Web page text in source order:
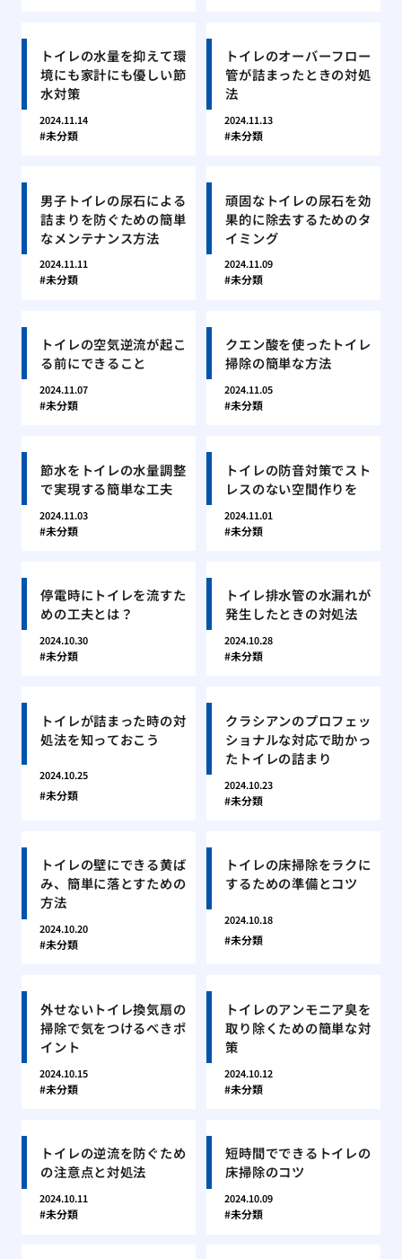
トイレの水量を抑えて環
境にも家計にも優しい節
水対策
2024.11.14
未分類
トイレのオーバーフロー
管が詰まったときの対処
法
2024.11.13
未分類
男子トイレの尿石による
詰まりを防ぐための簡単
なメンテナンス方法
2024.11.11
未分類
頑固なトイレの尿石を効
果的に除去するためのタ
イミング
2024.11.09
未分類
トイレの空気逆流が起こ
る前にできること
2024.11.07
未分類
クエン酸を使ったトイレ
掃除の簡単な方法
2024.11.05
未分類
節水をトイレの水量調整
で実現する簡単な工夫
2024.11.03
未分類
トイレの防音対策でスト
レスのない空間作りを
2024.11.01
未分類
停電時にトイレを流すた
めの工夫とは？
2024.10.30
未分類
トイレ排水管の水漏れが
発生したときの対処法
2024.10.28
未分類
トイレが詰まった時の対
処法を知っておこう
2024.10.25
未分類
クラシアンのプロフェッ
ショナルな対応で助かっ
たトイレの詰まり
2024.10.23
未分類
トイレの壁にできる黄ば
み、簡単に落とすための
方法
2024.10.20
未分類
トイレの床掃除をラクに
するための準備とコツ
2024.10.18
未分類
外せないトイレ換気扇の
掃除で気をつけるべきポ
イント
2024.10.15
未分類
トイレのアンモニア臭を
取り除くための簡単な対
策
2024.10.12
未分類
トイレの逆流を防ぐため
の注意点と対処法
2024.10.11
未分類
短時間でできるトイレの
床掃除のコツ
2024.10.09
未分類